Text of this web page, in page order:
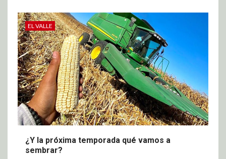
EL VALLE
¿Y la próxima temporada qué vamos a
sembrar?